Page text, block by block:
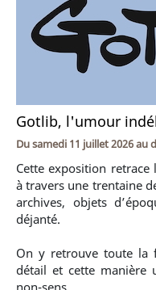
Gotlib, l'umour
Dusamedi 11 juillet 2026au
Cette exposition
à travers une trentaine
archives, objets
déjanté.
On y retrouve toute la
détail et cette manière